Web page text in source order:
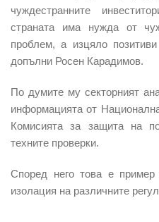
чуждестранните
страната има нужда от
проблем, а изцяло
допълни Росен Карадимов.
По думите му секторният
информацията от
Комисията за защита на
техните проверки.
Според него това е
изолация на различните